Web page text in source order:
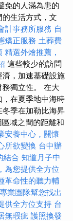
免的人滿為患的
生活方式，文
計事務所服務 自
矯正服務 土葬費
精選外燴推薦，
這些較少的訪問
，加速基礎設施
獨立性。 在大
在夏季地中海時
季在加勒比海昇
域之間的距離和
安養中心，關懷
所欲變換 台中辦
結合 知道月子中
為您提供全方位
革命性的聽力輔
業團隊幫您找出
供全方位支持 台
無瑕疵 護照換發